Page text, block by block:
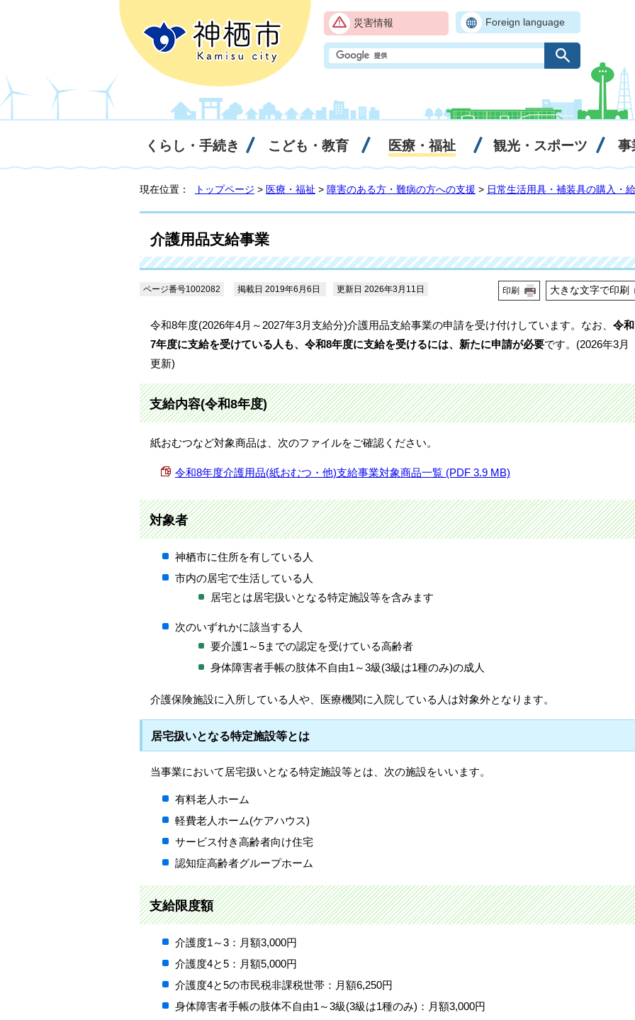
災害情報 Foreign language
くらし・手続き こども・教育 医療・福祉 観光・スポーツ 事
現在位置： トップページ > 医療・福祉 > 障害のある方・難病の方への支援 > 日常生活用具・補装具の購入・
介護用品支給事業
ページ番号1002082 掲載日 2019年6月6日 更新日 2026年3月11日 印刷 大きな文字で印刷
令和8年度(2026年4月～2027年3月支給分)介護用品支給事業の申請を受け付けしています。なお、 令和
7年度に支給を受けている人も、令和8年度に支給を受けるには、新たに申請が必要です。(2026年3月
更新)
支給内容(令和8年度)
紙おむつなど対象商品は、次のファイルをご確認ください。
令和8年度介護用品(紙おむつ・他)支給事業対象商品一覧 (PDF 3.9 MB)
対象者
神栖市に住所を有している人
市内の居宅で生活している人
居宅とは居宅扱いとなる特定施設等を含みます
次のいずれかに該当する人
要介護1～5までの認定を受けている高齢者
身体障害者手帳の肢体不自由1～3級(3級は1種のみ)の成人
介護保険施設に入所している人や、医療機関に入院している人は対象外となります。
居宅扱いとなる特定施設等とは
当事業において居宅扱いとなる特定施設等とは、次の施設をいいます。
有料老人ホーム
軽費老人ホーム(ケアハウス)
サービス付き高齢者向け住宅
認知症高齢者グループホーム
支給限度額
介護度1～3：月額3,000円
介護度4と5：月額5,000円
介護度4と5の市民税非課税世帯：月額6,250円
身体障害者手帳の肢体不自由1～3級(3級は1種のみ)：月額3,000円